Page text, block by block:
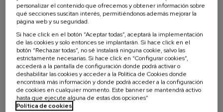
¿Qué estás buscando?
http://data.europa.eu/esco/skill/e465a154-93f7-4973-
9ce1-31659fe16dd2
Principios de la inteligencia artificial.
Las teorías de
la inteligencia artificial, principios aplicados,
arquitecturas y sistemas, tales como agentes
inteligentes, sistemas multiagentes, sistemas expertos,
sistemas basados en normas, redes neuronales,
ontologías y teorías cognitivas.
http://data.europa.eu/esco/skill/8369c2d6-c100-4cf6-
personalizar el contenido que ofrecemos y obtener información sobre
qué secciones suscitan interés, permitiéndonos además mejorar la
página web y su seguridad.
Si hace click en el botón “Aceptar todas”, aceptará la implementación
de las cookies y solo entonces se implantarán. Si hace click en el
botón “Rechazar todas”, no sé instalará ninguna cookie, salvo las
estrictamente necesarias. Si hace click en “Configurar cookies”,
accederá a la pantalla de configuración donde podrá activar o
deshabilitar las cookies y acceder a la Política de Cookies donde
encontrará más información y donde podrá acceder a la configuración
de cookies en cualquier momento. Este banner se mantendrá activo
hasta que ejecute alguna de estas dos opciones”
Política de cookies